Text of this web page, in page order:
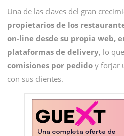
Una de las claves del gran
propietarios de los
on-line desde su propia web,
plataformas de delivery, lo
comisiones por pedido y forjar
con sus clientes.